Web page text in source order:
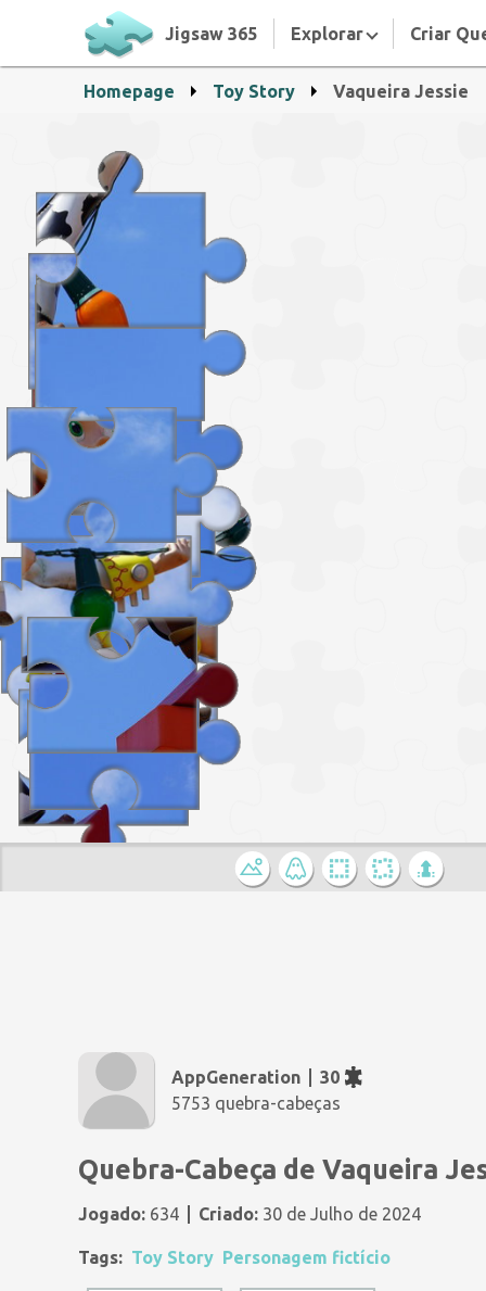
Jigsaw 365 Explorar Criar
Homepage Toy Story Vaqueira Jessie
AppGeneration
30
5753 quebra-cabeças
Quebra-Cabeça de Vaqueira
Jogado: 634 Criado: 30 de Julho de 2024
Tags: Toy Story Personagem fictício